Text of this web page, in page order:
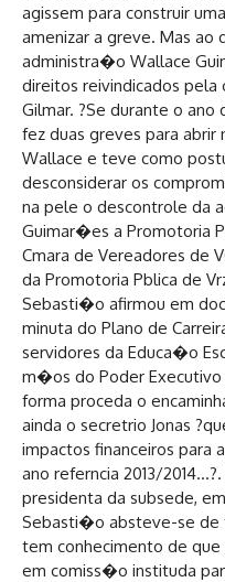
agissem para construir
amenizar a greve. Mas ao
administra�o Wallace
direitos reivindicados pela
Gilmar. ?Se durante o
fez duas greves para
Wallace e teve como
desconsiderar os
na pele o descontrole da
Guimar�es a Promotoria
Cmara de Vereadores de
da Promotoria Pblica de
Sebasti�o afirmou em
minuta do Plano de
servidores da Educa�o
m�os do Poder
forma proceda o
ainda o secretrio Jonas
impactos financeiros para
ano referncia 2013/
presidenta da subsede,
Sebasti�o absteve-se de
tem conhecimento de
em comiss�o instituda